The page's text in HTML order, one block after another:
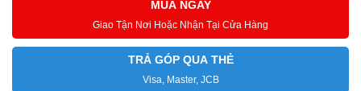
MUA NGAY
Giao Tận Nơi Hoặc Nhận Tại Cửa Hàng
TRẢ GÓP QUA THẺ
Visa, Master, JCB